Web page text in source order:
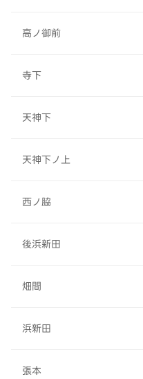
高ノ御前
寺下
天神下
天神下ノ上
西ノ脇
後浜新田
畑間
浜新田
張本